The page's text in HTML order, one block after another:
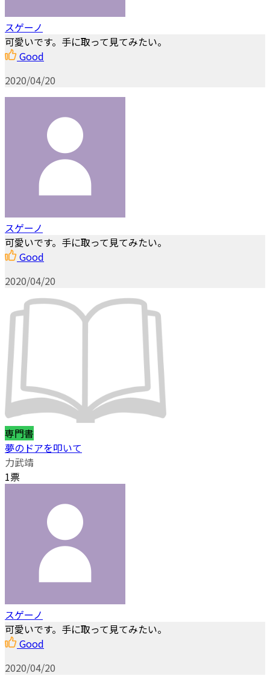
スゲーノ
可愛いです。手に取って見てみたい。
Good
2020/04/20
スゲーノ
可愛いです。手に取って見てみたい。
Good
2020/04/20
専門書
夢のドアを叩いて
力武靖
1票
スゲーノ
可愛いです。手に取って見てみたい。
Good
2020/04/20